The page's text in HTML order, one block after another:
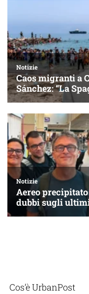
Cos’è UrbanPost